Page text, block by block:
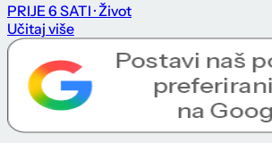
PRIJE 6 SATI · Život
Učitaj više